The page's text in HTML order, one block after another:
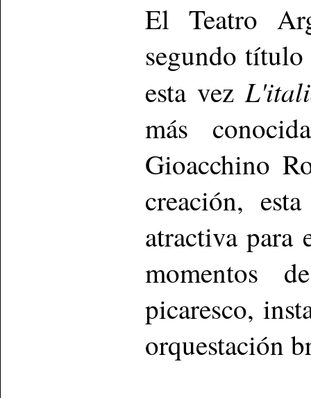
El Teatro
segundo título
esta vez
más
Gioacchino
creación,
atractiva para
momentos
picaresco,
orquestación